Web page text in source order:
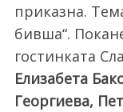
приказна.
бивша“.
гостинката
Елизабета
Георгиева,